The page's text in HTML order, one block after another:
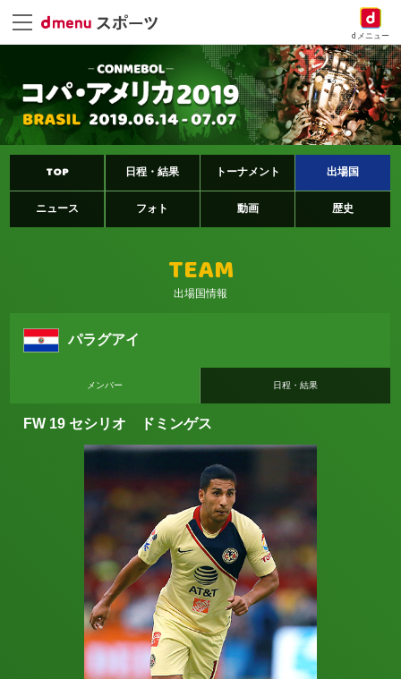
dメニュー
TOP 日程・結果 トーナメント 出場国
ニュース フォト 動画 歴史
TEAM
出場国情報
パラグアイ
メンバー 日程・結果
FW 19 セシリオ ドミンゲス